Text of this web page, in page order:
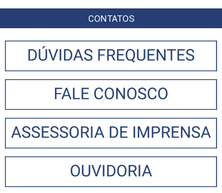
CONTATOS